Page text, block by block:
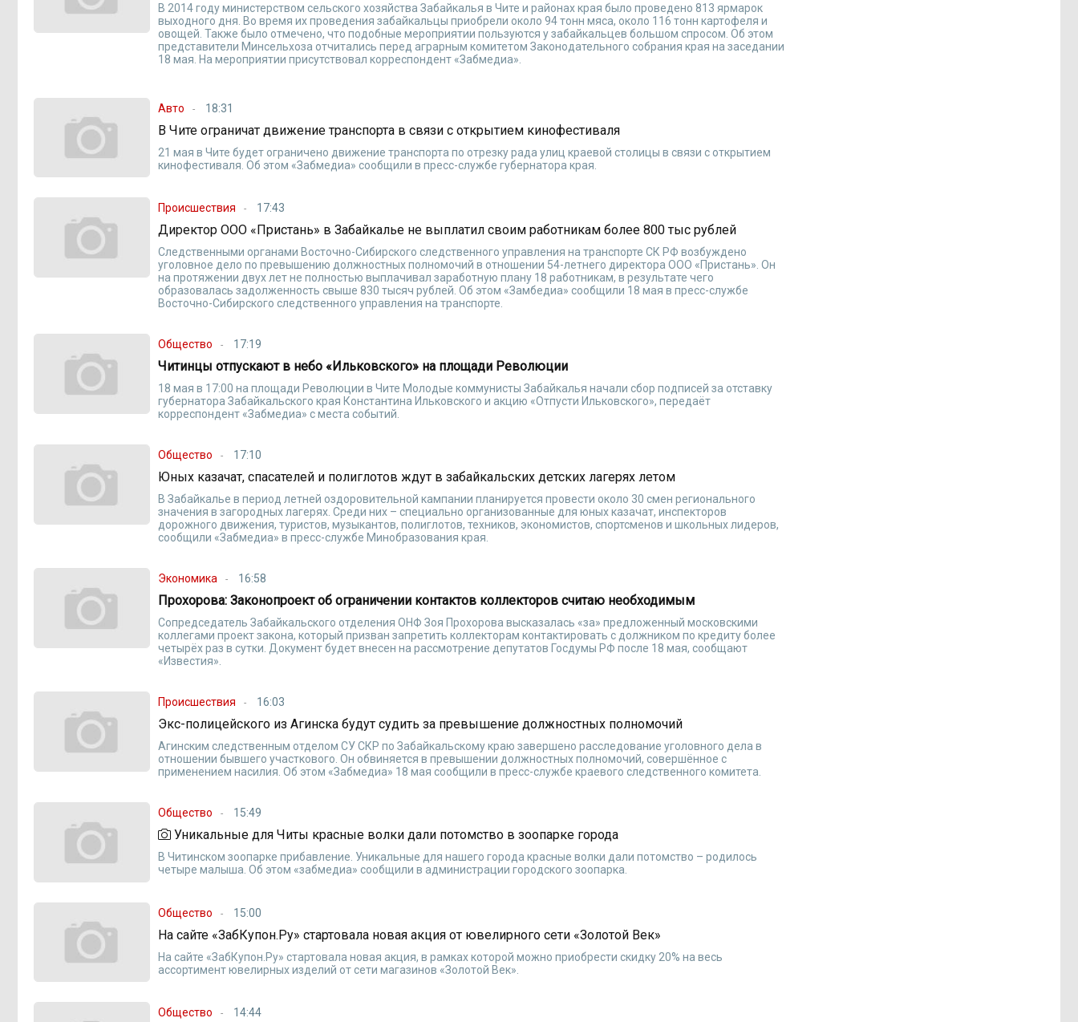
В 2014 году министерством сельского хозяйства Забайкалья в Чите и районах края было проведено 813 ярмарок
выходного дня. Во время их проведения забайкальцы приобрели около 94 тонн мяса, около 116 тонн картофеля и
овощей. Также было отмечено, что подобные мероприятии пользуются у забайкальцев большом спросом. Об этом
представители Минсельхоза отчитались перед аграрным комитетом Законодательного собрания края на заседании
18 мая. На мероприятии присутствовал корреспондент «Забмедиа».
Авто 18:31
В Чите ограничат движение транспорта в связи с открытием кинофестиваля
21 мая в Чите будет ограничено движение транспорта по отрезку рада улиц краевой столицы в связи с открытием
кинофестиваля. Об этом «Забмедиа» сообщили в пресс-службе губернатора края.
Происшествия 17:43
Директор ООО «Пристань» в Забайкалье не выплатил своим работникам более 800 тыс рублей
Следственными органами Восточно-Сибирского следственного управления на транспорте СК РФ возбуждено
уголовное дело по превышению должностных полномочий в отношении 54-летнего директора ООО «Пристань». Он
на протяжении двух лет не полностью выплачивал заработную плану 18 работникам, в результате чего
образовалась задолженность свыше 830 тысяч рублей. Об этом «Замбедиа» сообщили 18 мая в пресс-службе
Восточно-Сибирского следственного управления на транспорте.
Общество 17:19
Читинцы отпускают в небо «Ильковского» на площади Революции
18 мая в 17:00 на площади Революции в Чите Молодые коммунисты Забайкалья начали сбор подписей за отставку
губернатора Забайкальского края Константина Ильковского и акцию «Отпусти Ильковского», передаёт
корреспондент «Забмедиа» с места событий.
Общество 17:10
Юных казачат, спасателей и полиглотов ждут в забайкальских детских лагерях летом
В Забайкалье в период летней оздоровительной кампании планируется провести около 30 смен регионального
значения в загородных лагерях. Среди них – специально организованные для юных казачат, инспекторов
дорожного движения, туристов, музыкантов, полиглотов, техников, экономистов, спортсменов и школьных лидеров,
сообщили «Забмедиа» в пресс-службе Минобразования края.
Экономика 16:58
Прохорова: Законопроект об ограничении контактов коллекторов считаю необходимым
Сопредседатель Забайкальского отделения ОНФ Зоя Прохорова высказалась «за» предложенный московскими
коллегами проект закона, который призван запретить коллекторам контактировать с должником по кредиту более
четырёх раз в сутки. Документ будет внесен на рассмотрение депутатов Госдумы РФ после 18 мая, сообщают
«Известия».
Происшествия 16:03
Экс-полицейского из Агинска будут судить за превышение должностных полномочий
Агинским следственным отделом СУ СКР по Забайкальскому краю завершено расследование уголовного дела в
отношении бывшего участкового. Он обвиняется в превышении должностных полномочий, совершённое с
применением насилия. Об этом «Забмедиа» 18 мая сообщили в пресс-службе краевого следственного комитета.
Общество 15:49
Уникальные для Читы красные волки дали потомство в зоопарке города
В Читинском зоопарке прибавление. Уникальные для нашего города красные волки дали потомство – родилось
четыре малыша. Об этом «забмедиа» сообщили в администрации городского зоопарка.
Общество 15:00
На сайте «ЗабКупон.Ру» стартовала новая акция от ювелирного сети «Золотой Век»
На сайте «ЗабКупон.Ру» стартовала новая акция, в рамках которой можно приобрести скидку 20% на весь
ассортимент ювелирных изделий от сети магазинов «Золотой Век».
Общество 14:44